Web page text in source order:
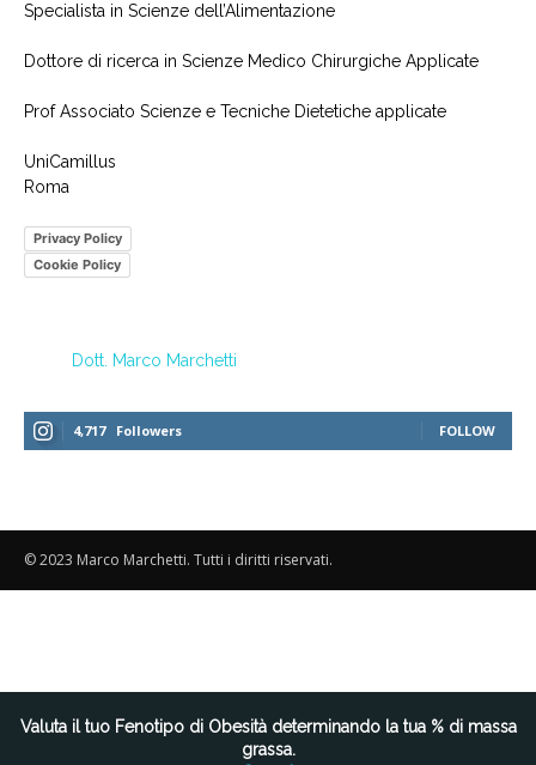
Specialista in Scienze dell’Alimentazione
Dottore di ricerca in Scienze Medico Chirurgiche Applicate
Prof Associato Scienze e Tecniche Dietetiche applicate
UniCamillus
Roma
Privacy Policy
Cookie Policy
Dott. Marco Marchetti
4,717 Followers FOLLOW
© 2023 Marco Marchetti. Tutti i diritti riservati.
Valuta il tuo Fenotipo di Obesità determinando la tua % di massa
grassa.
Le tue preferenze relative alla privacy